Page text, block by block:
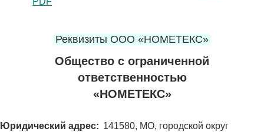
Реквизиты ООО «НОМЕТЕКС»
Общество с ограниченной
ответственностью
«НОМЕТЕКС»
Юридический адрес: 141580, МО, городской округ